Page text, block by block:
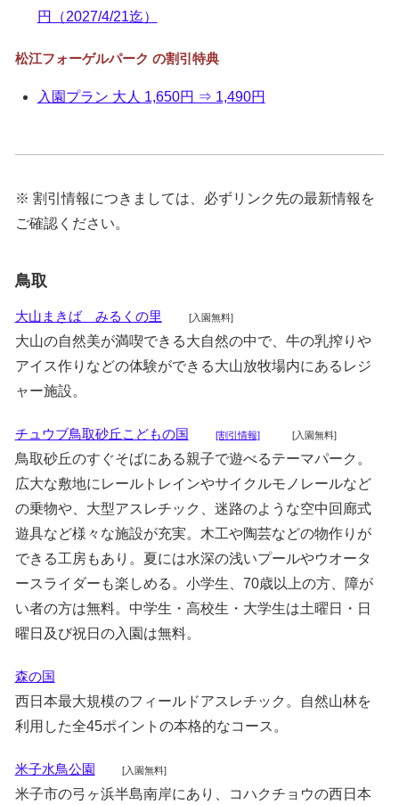
円（2027/4/21迄）
松江フォーゲルパーク の割引特典
入園プラン 大人 1,650円 ⇒ 1,490円
※ 割引情報につきましては、必ずリンク先の最新情報を
ご確認ください。
鳥取
大山まきば みるくの里 [入園無料]
大山の自然美が満喫できる大自然の中で、牛の乳搾りや
アイス作りなどの体験ができる大山放牧場内にあるレジ
ャー施設。
チュウブ鳥取砂丘こどもの国 [割引情報] [入園無料]
鳥取砂丘のすぐそばにある親子で遊べるテーマパーク。
広大な敷地にレールトレインやサイクルモノレールなど
の乗物や、大型アスレチック、迷路のような空中回廊式
遊具など様々な施設が充実。木工や陶芸などの物作りが
できる工房もあり。夏には水深の浅いプールやウオータ
ースライダーも楽しめる。小学生、70歳以上の方、障が
い者の方は無料。中学生・高校生・大学生は土曜日・日
曜日及び祝日の入園は無料。
森の国
西日本最大規模のフィールドアスレチック。自然山林を
利用した全45ポイントの本格的なコース。
米子水鳥公園 [入園無料]
米子市の弓ヶ浜半島南岸にあり、コハクチョウの西日本